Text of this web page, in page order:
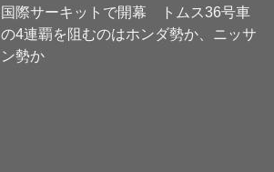
国際サーキットで開幕 トムス36号車
の4連覇を阻むのはホンダ勢か、ニッサ
ン勢か